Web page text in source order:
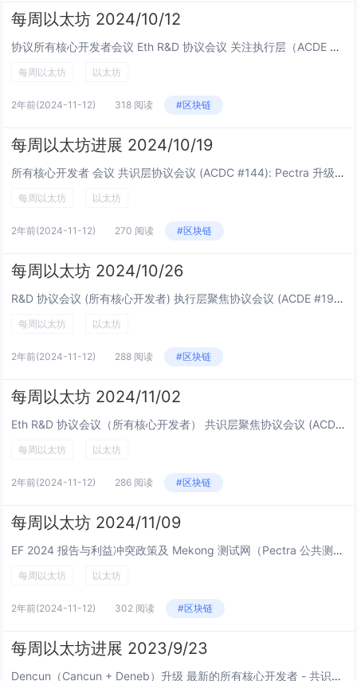
每周以太坊 2024/10/12
协议所有核心开发者会议 Eth R&D 协议会议 关注执行层（ACDE #198）： Pectra 升级： Pectra-devnet-3: 发现并修复问题 Pectra-...
每周以太坊 以太坊
2年前(2024-11-12) 318 阅读 #区块链
每周以太坊进展 2024/10/19
所有核心开发者 会议 共识层协议会议 (ACDC #144): Pectra 升级： 规范细化讨论 Blob 增加： 提出了基础 blob 增加提案...
每周以太坊 以太坊
2年前(2024-11-12) 270 阅读 #区块链
每周以太坊 2024/10/26
R&D 协议会议 (所有核心开发者) 执行层聚焦协议会议 (ACDE #199): Pectra 升级： Pectra-devnet-4: 正在调试和修复问题 EIP253...
每周以太坊 以太坊
2年前(2024-11-12) 288 阅读 #区块链
每周以太坊 2024/11/02
Eth R&D 协议会议（所有核心开发者） 共识层聚焦协议会议 (ACDC #145): Pectra 升级： Pectra-devnet-4: 测试进展顺利 Mekong...
每周以太坊 以太坊
2年前(2024-11-12) 286 阅读 #区块链
每周以太坊 2024/11/09
EF 2024 报告与利益冲突政策及 Mekong 测试网（Pectra 公共测试网）上线 以太坊研发协议会议（所有核心开发者） 以执行层为重点的协议会议 (ACDE #200): Pectra 升级：...
每周以太坊 以太坊
2年前(2024-11-12) 302 阅读 #区块链
每周以太坊进展 2023/9/23
Dencun（Cancun + Deneb）升级 最新的所有核心开发者 - 共识（ACDC）视频会议。Christine Kim的记录： Devnet-9 计划于 9 月 27 日启动，以太坊基金会研究员卡尔-比克（...